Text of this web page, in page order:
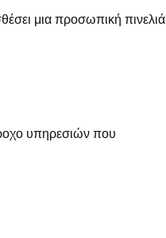
μια προσωπική πινελιά
υπηρεσιών που